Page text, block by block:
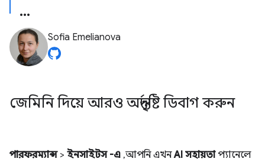
Sofia Emelianova
জেমিনি দিয়ে আরও অন্তর্দৃষ্টি ডিবাগ করুন
পারফরম্যান্স> ইনসাইটস -এ , আপনি এখনAI সহায়তাপ্যানেলে